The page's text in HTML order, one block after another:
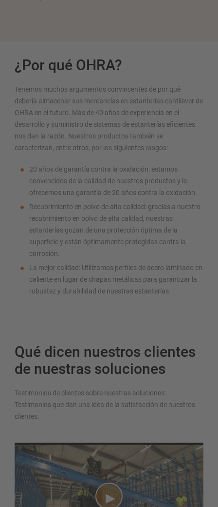
¿Por qué OHRA?
Tenemos muchos argumentos convincentes de por qué
debería almacenar sus mercancías en estanterías cantilever de
OHRA en el futuro. Más de 40 años de experiencia en el
desarrollo y suministro de sistemas de estanterías eficientes
nos dan la razón. Nuestros productos también se
caracterizan, entre otros, por los siguientes rasgos:
20 años de garantía contra la oxidación: estamos
convencidos de la calidad de nuestros productos y le
ofrecemos una garantía de 20 años contra la oxidación.
Recubrimiento en polvo de alta calidad: gracias a nuestro
recubrimiento en polvo de alta calidad, nuestras
estanterías gozan de una protección óptima de la
superficie y están óptimamente protegidas contra la
corrosión.
La mejor calidad: Utilizamos perfiles de acero laminado en
caliente en lugar de chapas metálicas para garantizar la
robustez y durabilidad de nuestras estanterías.
Qué dicen nuestros clientes
de nuestras soluciones
Testimonios de clientes sobre nuestras soluciones:
Testimonios que dan una idea de la satisfacción de nuestros
clientes.